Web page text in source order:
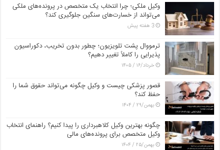
وکیل ملکی؛ چرا انتخاب یک متخصص در پرونده‌های ملکی
می‌تواند از خسارت‌های سنگین جلوگیری کند؟
3 هفته پیش
ترمووال پشت تلویزیون؛ چطور بدون تخریب، دکوراسیون
پذیرایی را کاملاً تغییر دهیم؟
خرداد/۱۶ / ۱۴۰۵
قصور پزشکی چیست و وکیل چگونه می‌تواند حقوق شما را
حفظ کند؟
بهمن/۲۹ / ۱۴۰۴
چگونه بهترین وکیل کلاهبرداری را پیدا کنیم؟ راهنمای انتخاب
وکیل متخصص برای پرونده‌های مالی
بهمن/۲۵ / ۱۴۰۴